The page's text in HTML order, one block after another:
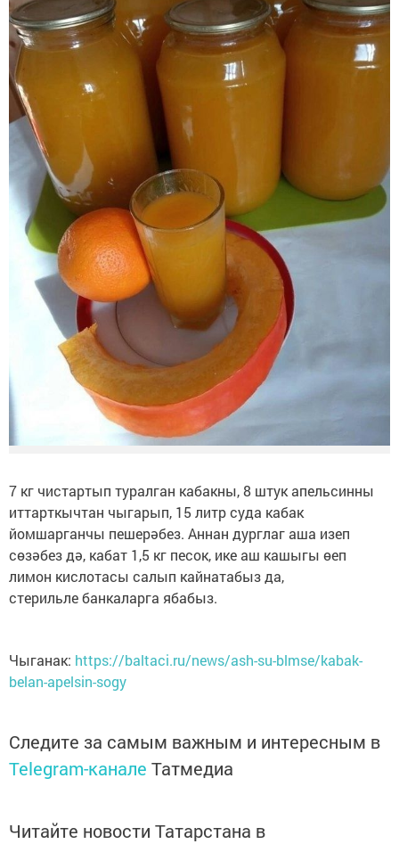
7 кг чистартып туралган кабакны, 8 штук апельсинны
иттарткычтан чыгарып, 15 литр суда кабак
йомшарганчы пешерәбез. Аннан дурглаг аша изеп
сөзәбез дә, кабат 1,5 кг песок, ике аш кашыгы өеп
лимон кислотасы салып кайнатабыз да,
стерильле банкаларга ябабыз.
Чыганак: https://baltaci.ru/news/ash-su-blmse/kabak-
belan-apelsin-sogy
Следите за самым важным и интересным в
Telegram-канале Татмедиа
Читайте новости Татарстана в